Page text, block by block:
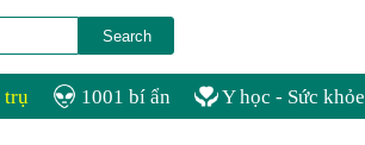
trụ 1001 bí ẩn Y học - Sức khỏe